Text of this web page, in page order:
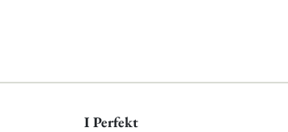
I Perfekt